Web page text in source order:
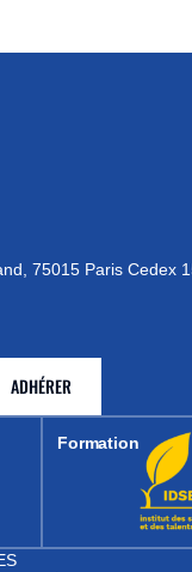
75015 Paris Cedex
ADHÉRER
Formation
(nouvelle